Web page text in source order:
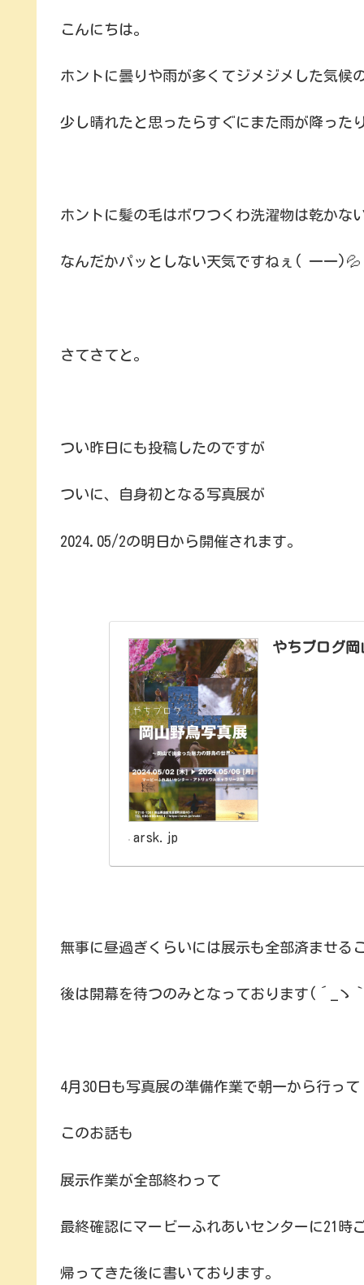
こんにちは。
ホントに曇りや雨が多くてジメジメした気候の
少し晴れたと思ったらすぐにまた雨が降った
ホントに髪の毛はボワつくわ洗濯物は乾かな
なんだかパッとしない天気ですねぇ( 一一)💦
さてさてと。
つい昨日にも投稿したのですが
ついに、自身初となる写真展が
2024.05/2の明日から開催されます。
やちブログ
arsk.jp
無事に昼過ぎくらいには展示も全部済ませる
後は開幕を待つのみとなっております(´_ゝ
4月30日も写真展の準備作業で朝一から行って
このお話も
展示作業が全部終わって
最終確認にマービーふれあいセンターに21時
帰ってきた後に書いております。